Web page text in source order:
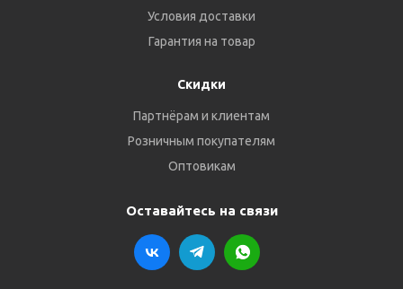
Условия доставки
Гарантия на товар
Скидки
Партнёрам и клиентам
Розничным покупателям
Оптовикам
Оставайтесь на связи